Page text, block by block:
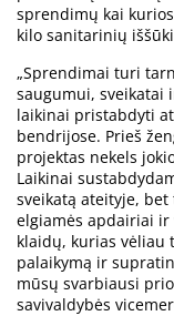
sprendimų kai
kilo sanitarinių
„Sprendimai turi
saugumui, sveikatai
laikinai pristabdyti
bendrijose. Prieš
projektas nekels
Laikinai
sveikatą ateityje,
elgiamės apdairiai
klaidų, kurias vėliau
palaikymą ir
mūsų svarbiausi
savivaldybės